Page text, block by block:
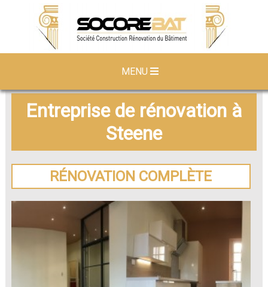
MENU
Entreprise de rénovation à
Steene
RÉNOVATION COMPLÈTE